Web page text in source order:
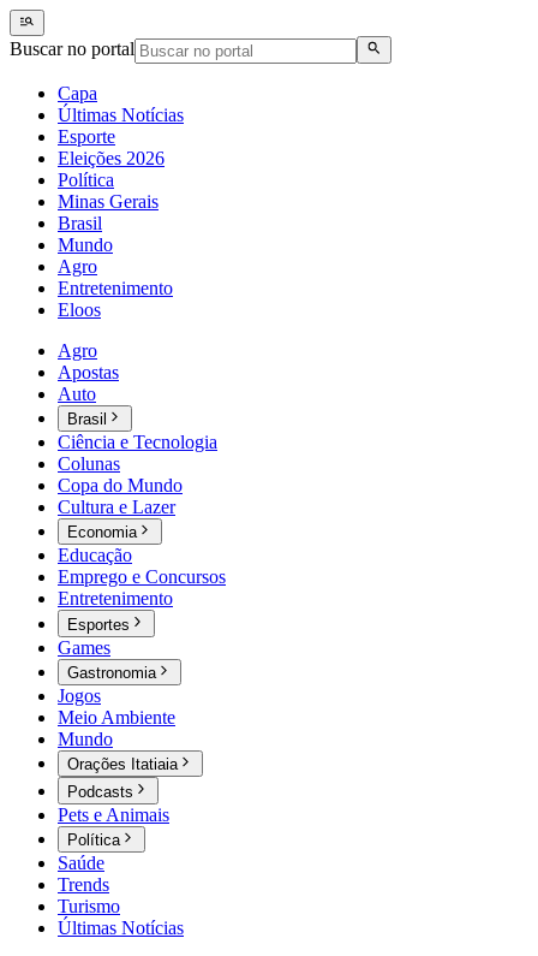
Buscar no portal
Capa
Últimas Notícias
Esporte
Eleições 2026
Política
Minas Gerais
Brasil
Mundo
Agro
Entretenimento
Eloos
Agro
Apostas
Auto
Brasil
Ciência e Tecnologia
Colunas
Copa do Mundo
Cultura e Lazer
Economia
Educação
Emprego e Concursos
Entretenimento
Esportes
Games
Gastronomia
Jogos
Meio Ambiente
Mundo
Orações Itatiaia
Podcasts
Pets e Animais
Política
Saúde
Trends
Turismo
Últimas Notícias